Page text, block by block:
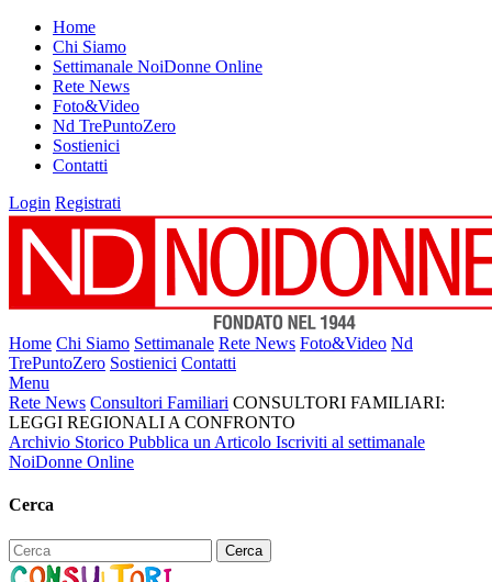
Home
Chi Siamo
Settimanale NoiDonne Online
Rete News
Foto&Video
Nd TrePuntoZero
Sostienici
Contatti
Login Registrati
Home Chi Siamo Settimanale Rete News Foto&Video Nd
TrePuntoZero Sostienici Contatti
Menu
Rete News Consultori Familiari CONSULTORI FAMILIARI:
LEGGI REGIONALI A CONFRONTO
Archivio Storico Pubblica un Articolo Iscriviti al settimanale
NoiDonne Online
Cerca